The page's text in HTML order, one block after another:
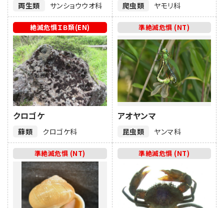
両生類 サンショウウオ科 爬虫類 ヤモリ科
蘚類
クロゴケ
クロゴケ科
絶滅危惧ＩＢ類(EN)
昆虫類
アオヤンマ
ヤンマ科
準絶滅危惧 (NT)
準絶滅危惧 (NT) 準絶滅危惧 (NT)